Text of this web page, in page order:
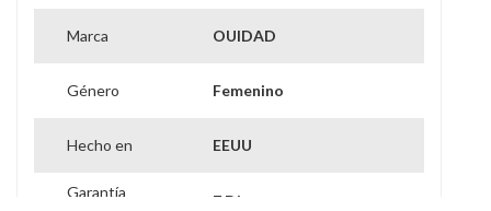
Butylcarbamate, Fragrance, Benzyl Benzoate,
Hydroxycitronellal, Caprylyl Glycol, Butylene Glycol,
(CI 60725), Red 40 (CI 16035), Red 33 (CI 17200).
Marca OUIDAD
Género Femenino
Hecho en EEUU
Garantía
7 Dias